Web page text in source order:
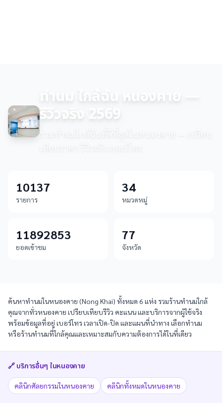
ทำนม ใกล้ฉัน หนองคาย —
รีวิวจริง 2569
รวมทำนมใกล้ฉันที่ดีที่สุดในหนองคาย — เปรียบ
เทียบราคา รีวิวจริง เบอร์โทร
10137
รายการ
34
หมวดหมู่
11892853
ยอดเข้าชม
77
จังหวัด
ค้นหาทำนมในหนองคาย (Nong Khai) ทั้งหมด 6 แห่ง รวมร้านทำนมใกล้
คุณจากทั่วหนองคาย เปรียบเทียบรีวิว คะแนน และบริการจากผู้ใช้จริง
พร้อมข้อมูลที่อยู่ เบอร์โทร เวลาเปิด-ปิด และแผนที่นำทาง เลือกทำนม
หรือร้านทำนมที่ใกล้คุณและเหมาะสมกับความต้องการได้ในที่เดียว
🔗 บริการอื่นๆ ในหนองคาย
คลินิกศัลยกรรมในหนองคาย คลินิกทั้งหมดในหนองคาย